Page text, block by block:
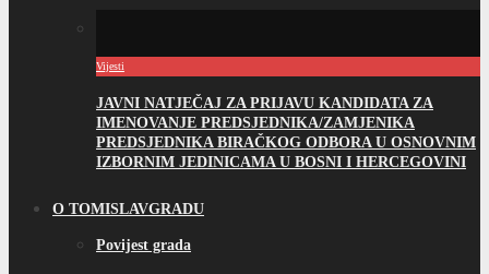
Vijesti
JAVNI NATJEČAJ ZA PRIJAVU KANDIDATA ZA
IMENOVANJE PREDSJEDNIKA/ZAMJENIKA
PREDSJEDNIKA BIRAČKOG ODBORA U OSNOVNIM
IZBORNIM JEDINICAMA U BOSNI I HERCEGOVINI
O TOMISLAVGRADU
Povijest grada